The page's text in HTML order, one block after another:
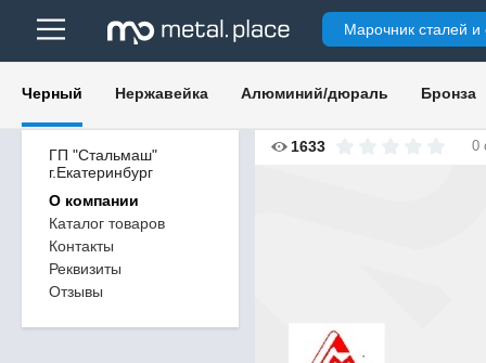
Марочник сталей и
Черный Нержавейка Алюминий/дюраль Бронза
ГП "Стальмаш"
г.Екатеринбург
О компании
Каталог товаров
Контакты
Реквизиты
Отзывы
1633 0